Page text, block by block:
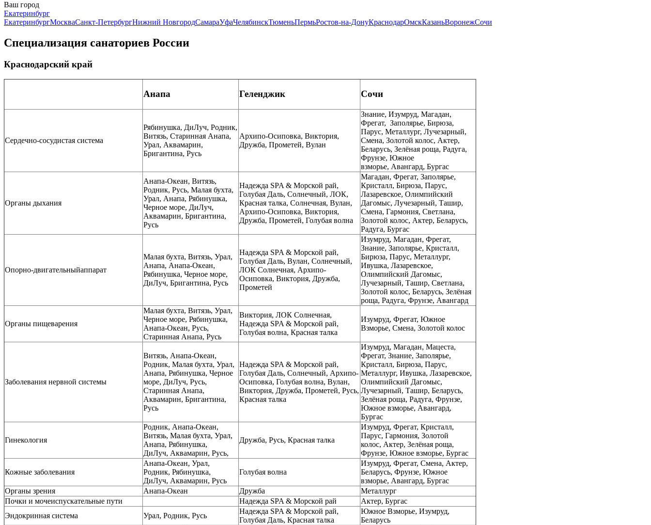
Ваш город
Екатеринбург
ЕкатеринбургМоскваСанкт-ПетербургНижний НовгородСамараУфаЧелябинскТюменьПермьРостов-на-ДонуКраснодарОмскКазаньВоронежСочи
Специализация санаториев России
Краснодарский край
Анапа Геленджик Сочи
Сердечно-сосудистая система
Рябинушка, ДиЛуч, Родник,
Витязь, Старинная Анапа,
Урал, Аквамарин,
Бригантина, Русь
Архипо-Осиповка, Виктория,
Дружба, Прометей, Вулан
Знание, Изумруд, Магадан,
Фрегат, Заполярье, Бирюза,
Парус, Металлург, Лучезарный,
Смена, Золотой колос, Актер,
Беларусь, Зелёная роща, Радуга,
Фрунзе, Южное
взморье, Авангард, Бургас
Органы дыхания
Анапа-Океан, Витязь,
Родник, Русь, Малая бухта,
Урал, Анапа, Рябинушка,
Черное море, ДиЛуч,
Аквамарин, Бригантина,
Русь
Надежда SPA & Морской рай,
Голубая Даль, Солнечный, ЛОК,
Красная талка, Солнечная, Вулан,
Архипо-Осиповка, Виктория,
Дружба, Прометей, Голубая волна
Магадан, Фрегат, Заполярье,
Кристалл, Бирюза, Парус,
Лазаревское, Олимпийский
Дагомыс, Лучезарный, Ташир,
Смена, Гармония, Светлана,
Золотой колос, Актер, Беларусь,
Радуга, Бургас
Опорно-двигательныйаппарат
Малая бухта, Витязь, Урал,
Анапа, Анапа-Океан,
Рябинушка, Черное море,
ДиЛуч, Бригантина, Русь
Надежда SPA & Морской рай,
Голубая Даль, Вулан, Солнечный,
ЛОК Солнечная, Архипо-
Осиповка, Виктория, Дружба,
Прометей
Изумруд, Магадан, Фрегат,
Знание, Заполярье, Кристалл,
Бирюза, Парус, Металлург,
Ивушка, Лазаревское,
Олимпийский Дагомыс,
Лучезарный, Ташир, Светлана,
Золотой колос, Беларусь, Зелёная
роща, Радуга, Фрунзе, Авангард
Органы пищеварения
Малая бухта, Витязь, Урал,
Черное море, Рябинушка,
Анапа-Океан, Русь,
Старинная Анапа, Русь
Виктория, ЛОК Солнечная,
Надежда SPA & Морской рай,
Голубая волна, Красная талка
Изумруд, Фрегат, Южное
Взморье, Смена, Золотой колос
Заболевания нервной системы
Витязь, Анапа-Океан,
Родник, Малая бухта, Урал,
Анапа, Рябинушка, Черное
море, ДиЛуч, Русь,
Старинная Анапа,
Аквамарин, Бригантина,
Русь
Надежда SPA & Морской рай,
Голубая Даль, Солнечный, Архипо-
Осиповка, Голубая волна, Вулан,
Виктория, Дружба, Прометей, Русь,
Красная талка
Изумруд, Магадан, Мацеста,
Фрегат, Знание, Заполярье,
Кристалл, Бирюза, Парус,
Металлург, Ивушка, Лазаревское,
Олимпийский Дагомыс,
Лучезарный, Ташир, Беларусь,
Зелёная роща, Радуга, Фрунзе,
Южное взморье, Авангард,
Бургас
Гинекология
Родник, Анапа-Океан,
Витязь, Малая бухта, Урал,
Анапа, Рябинушка,
ДиЛуч, Аквамарин, Русь,
Дружба, Русь, Красная талка
Изумруд, Фрегат, Кристалл,
Парус, Гармония, Золотой
колос, Актер, Зелёная роща,
Фрунзе, Южное взморье, Бургас
Кожные заболевания
Анапа-Океан, Урал,
Родник, Рябинушка,
ДиЛуч, Аквамарин, Русь
Голубая волна
Изумруд, Фрегат, Смена, Актер,
Беларусь, Фрунзе, Южное
взморье, Авангард, Бургас
Органы зрения
Анапа-Океан Дружба
Металлург
Почки и мочеиспускательные пути
Надежда SPA & Морской рай
Актер, Бургас
Эндокринная система
Урал, Родник, Русь
Надежда SPA & Морской рай,
Голубая Даль, Красная талка
Южное Взморье, Изумруд,
Беларусь